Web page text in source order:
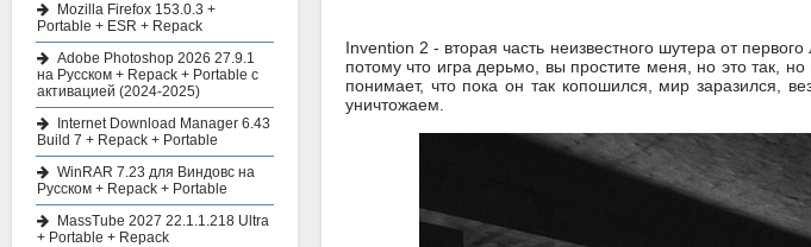
Invention 2 - вторая часть неизвестного шутера от
потому что игра дерьмо, вы простите меня, но это так,
понимает, что пока он так копошился, мир заразился,
уничтожаем.
Mozilla Firefox 153.0.3 +
Portable + ESR + Repack
Adobe Photoshop 2026 27.9.1
на Русском + Repack + Portable с
активацией (2024-2025)
Internet Download Manager 6.43
Build 7 + Repack + Portable
WinRAR 7.23 для Виндовс на
Русском + Repack + Portable
MassTube 2027 22.1.1.218 Ultra
+ Portable + Repack